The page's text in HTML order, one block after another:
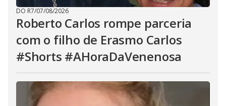
DO R7/07/08/2026
Roberto Carlos rompe parceria
com o filho de Erasmo Carlos
#Shorts #AHoraDaVenenosa